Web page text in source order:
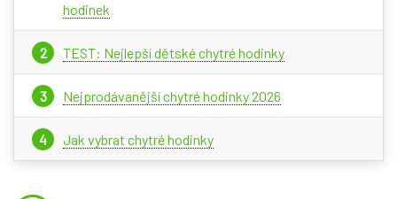
hodinek
TEST: Nejlepší dětské chytré hodinky
Nejprodávanější chytré hodinky 2026
Jak vybrat chytré hodinky